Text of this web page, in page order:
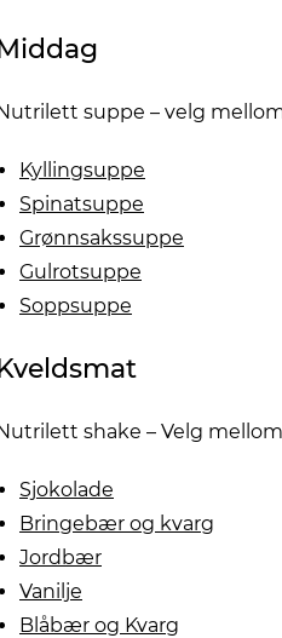
suppe – velg
Kyllingsuppe
Spinatsuppe
Grønnsakssuppe
Gulrotsuppe
Soppsuppe
shake – Velg
Sjokolade
Bringebær og kvarg
Jordbær
Vanilje
Blåbær og Kvarg